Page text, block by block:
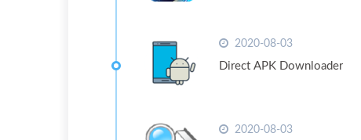
2020-08-03
Direct APK Downloader
2020-08-03